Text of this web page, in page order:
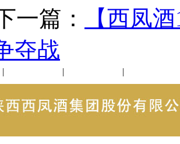
：
【西凤
夺战
| | |